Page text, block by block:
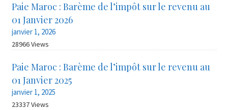
Paie Maroc : Barème de l’impôt sur le revenu au
01 Janvier 2026
janvier 1, 2026
28966 Views
Paie Maroc : Barème de l’impôt sur le revenu au
01 Janvier 2025
janvier 1, 2025
23337 Views